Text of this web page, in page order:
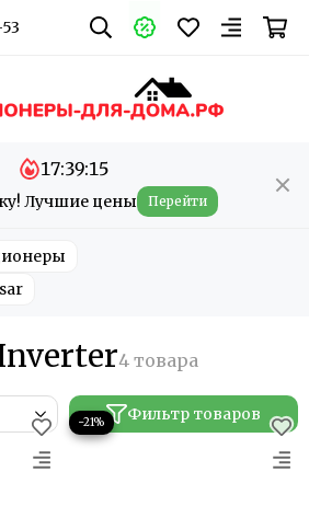
Лучшие цены
17:39:15
Перейти
Фильтр товаров
−21%